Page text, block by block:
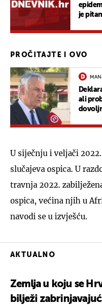
je
PROČITAJTE I OVO
ali
U siječnju i veljači
slučajeva ospica. U
travnja 2022.
ospica, većina njih u
navodi se u izvješću.
AKTUALNO
Zemlja u koju se
bilježi